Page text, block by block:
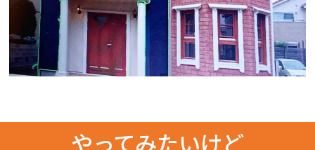
やってみたいけど